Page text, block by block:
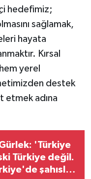
hedefimiz;
sağlamak,
hayata
Kırsal
yerel
destek
etmek adına
'Türkiye
Türkiye değil.
şahıslar